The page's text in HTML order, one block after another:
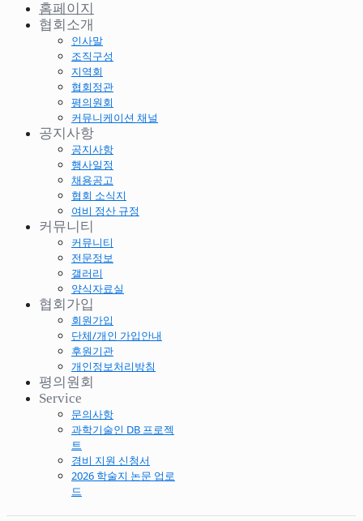
홈페이지
협회소개
인사말
조직구성
지역회
협회정관
평의원회
커뮤니케이션 채널
공지사항
공지사항
행사일정
채용공고
협회 소식지
여비 정산 규정
커뮤니티
커뮤니티
전문정보
갤러리
양식자료실
협회가입
회원가입
단체/개인 가입안내
후원기관
개인정보처리방침
평의원회
Service
문의사항
과학기술인 DB 프로젝
트
경비 지원 신청서
2026 학술지 논문 업로
드